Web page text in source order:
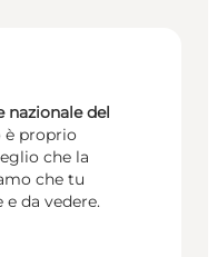
nazionale del
è proprio
che la
che tu
da vedere.